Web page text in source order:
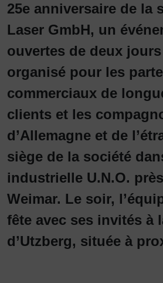
25e anniversaire de la
Laser GmbH, un
ouvertes de deux jours
organisé pour les
commerciaux de
clients et les
d’Allemagne et de
siège de la société
industrielle U.N.O.
Weimar. Le soir,
fête avec ses invités à
d’Utzberg, située à